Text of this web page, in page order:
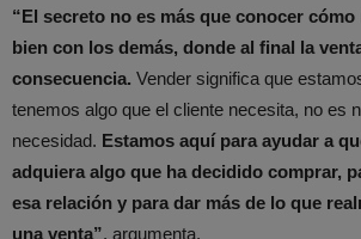
“El secreto no es más que conocer
bien con los demás, donde al final la
consecuencia. Vender significa que
tenemos algo que el cliente necesita, no es
necesidad. Estamos aquí para ayudar a
adquiera algo que ha decidido comprar,
esa relación y para dar más de lo que
una venta”, argumenta.